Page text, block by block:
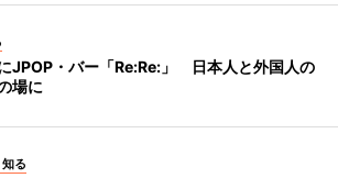
JPOP・バー「Re:Re:」 日本人と外国人の
場に
る